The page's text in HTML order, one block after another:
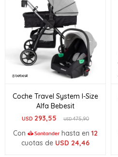
Coche Travel System I-Size
Alfa Bebesit
USD 293,55 USD475,90
Con hasta en 12
cuotas de USD 24,46